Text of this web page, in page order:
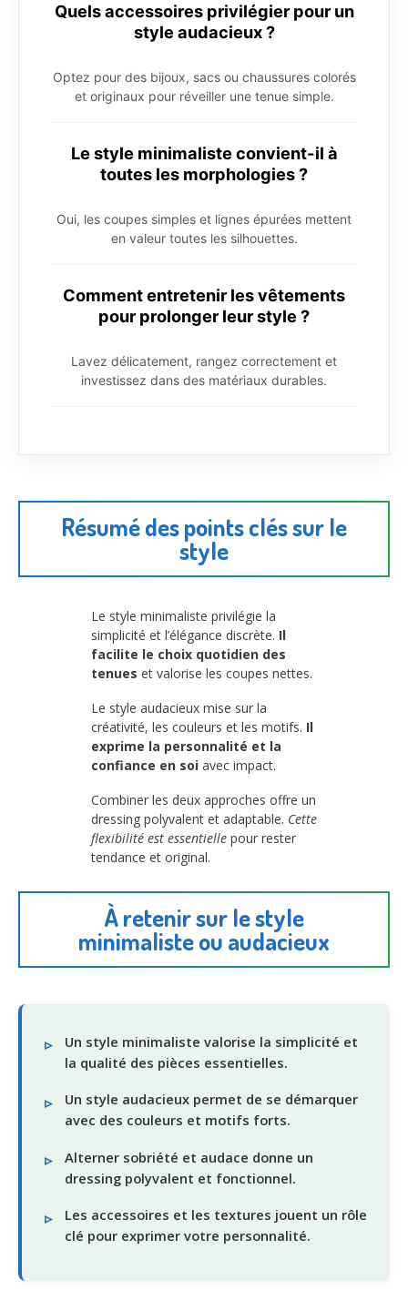
Quels accessoires privilégier pour un
style audacieux ?
Optez pour des bijoux, sacs ou chaussures colorés
et originaux pour réveiller une tenue simple.
Le style minimaliste convient-il à
toutes les morphologies ?
Oui, les coupes simples et lignes épurées mettent
en valeur toutes les silhouettes.
Comment entretenir les vêtements
pour prolonger leur style ?
Lavez délicatement, rangez correctement et
investissez dans des matériaux durables.
Résumé des points clés sur le
style
Le style minimaliste privilégie la
simplicité et l’élégance discrète. Il
facilite le choix quotidien des
tenues et valorise les coupes nettes.
Le style audacieux mise sur la
créativité, les couleurs et les motifs. Il
exprime la personnalité et la
confiance en soi avec impact.
Combiner les deux approches offre un
dressing polyvalent et adaptable. Cette
flexibilité est essentielle pour rester
tendance et original.
À retenir sur le style
minimaliste ou audacieux
Un style minimaliste valorise la simplicité et
la qualité des pièces essentielles.
Un style audacieux permet de se démarquer
avec des couleurs et motifs forts.
Alterner sobriété et audace donne un
dressing polyvalent et fonctionnel.
Les accessoires et les textures jouent un rôle
clé pour exprimer votre personnalité.